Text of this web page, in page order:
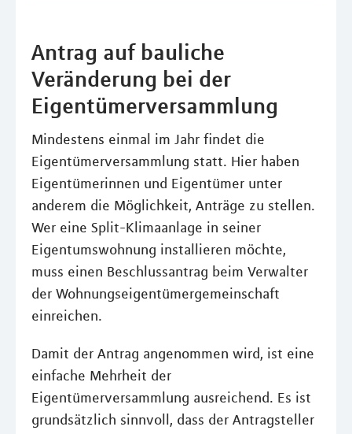
Antrag auf bauliche
Veränderung bei der
Eigentümerversammlung
Mindestens einmal im Jahr findet die
Eigentümerversammlung statt. Hier haben
Eigentümerinnen und Eigentümer unter
anderem die Möglichkeit, Anträge zu stellen.
Wer eine Split-Klimaanlage in seiner
Eigentumswohnung installieren möchte,
muss einen Beschlussantrag beim Verwalter
der Wohnungseigentümergemeinschaft
einreichen.
Damit der Antrag angenommen wird, ist eine
einfache Mehrheit der
Eigentümerversammlung ausreichend. Es ist
grundsätzlich sinnvoll, dass der Antragsteller